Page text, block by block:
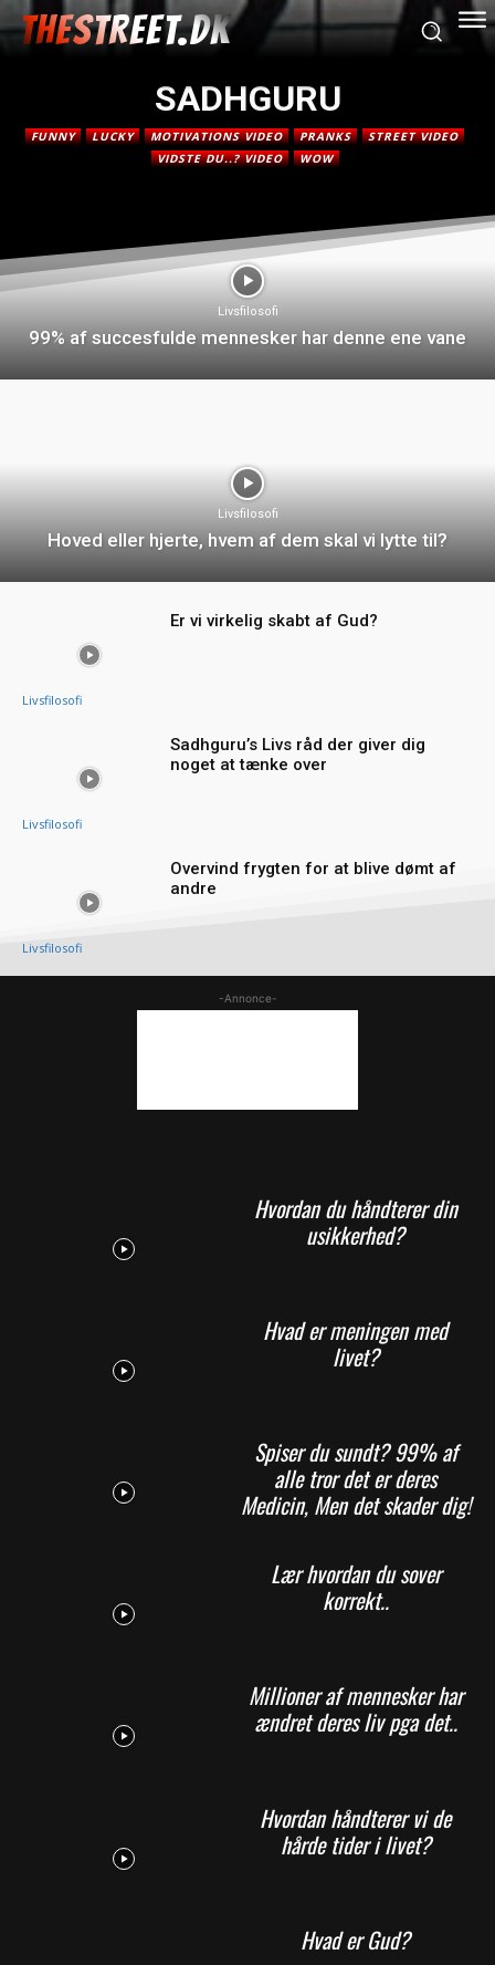
THESTREET.DK
SADHGURU
FUNNY LUCKY MOTIVATIONS VIDEO PRANKS
STREET VIDEO
VIDSTE DU..? VIDEO
WOW
Livsfilosofi
99% af succesfulde mennesker har denne ene vane
Livsfilosofi
Hoved eller hjerte, hvem af dem skal vi lytte til?
Livsfilosofi
Er vi virkelig skabt af Gud?
Livsfilosofi
Sadhguru’s Livs råd der giver dig
noget at tænke over
Livsfilosofi
Overvind frygten for at blive dømt af
andre
-Annonce-
Hvordan du håndterer din
usikkerhed?
Hvad er meningen med
livet?
Spiser du sundt? 99% af
alle tror det er deres
Medicin, Men det skader dig!
Lær hvordan du sover
korrekt..
Millioner af mennesker har
ændret deres liv pga det..
Hvordan håndterer vi de
hårde tider i livet?
Hvad er Gud?